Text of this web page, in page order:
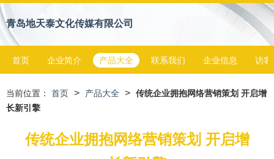
青岛地天泰文化传媒有限公司
首页 企业简介 产品大全 联系我们 企业信息 访客
当前位置： 首页 > 产品大全 > 传统企业拥抱网络营销策划 开启增
长新引擎
传统企业拥抱网络营销策划 开启增